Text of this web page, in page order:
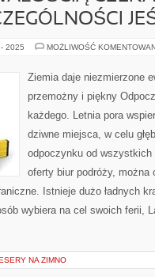
2025 MOŻLIWOŚĆ
Ziemia daje niezmierzone
przemożny i piękny
każdego. Letnia pora
dziwne miejsca, w celu
odpoczynku od wszystkich
oferty biur podróży, można
Istnieje dużo ładnych
wybiera na cel swoich ferii,
NA ZIMNO